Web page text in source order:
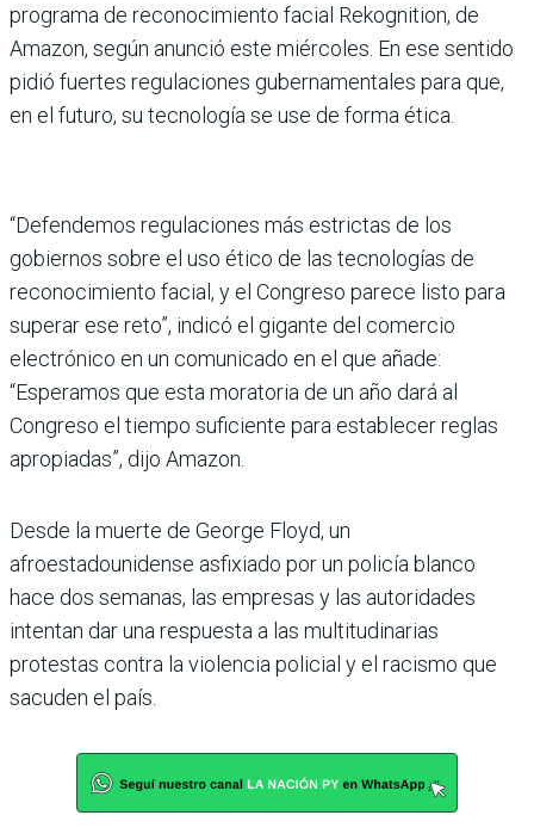
programa de reconocimiento facial Rekognition, de
Amazon, según anunció este miércoles. En ese sentido
pidió fuertes regulaciones gubernamentales para que,
en el futuro, su tecnología se use de forma ética.
“Defendemos regulaciones más estrictas de los
gobiernos sobre el uso ético de las tecnologías de
reconocimiento facial, y el Congreso parece listo para
superar ese reto”, indicó el gigante del comercio
electrónico en un comunicado en el que añade:
“Esperamos que esta moratoria de un año dará al
Congreso el tiempo suficiente para establecer reglas
apropiadas”, dijo Amazon.
Desde la muerte de George Floyd, un
afroestadounidense asfixiado por un policía blanco
hace dos semanas, las empresas y las autoridades
intentan dar una respuesta a las multitudinarias
protestas contra la violencia policial y el racismo que
sacuden el país.